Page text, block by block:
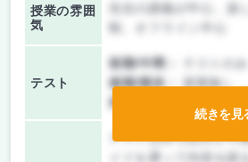
授業の雰囲
気
先生の講義が中心、楽
テスト
前期/中間：
後期/期末：
授業無し
テストは持ち込みが可
続きを見